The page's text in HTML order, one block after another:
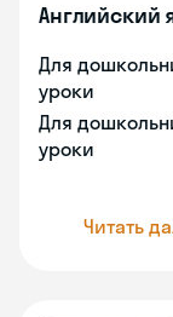
Английский
Для
уроки
Для
уроки
Читать